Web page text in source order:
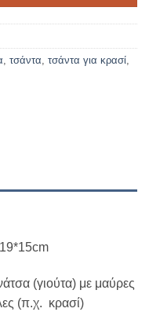
, τσάντα, τσάντα για κρασί,
(γιούτα) με μαύρες
(π.χ. κρασί)